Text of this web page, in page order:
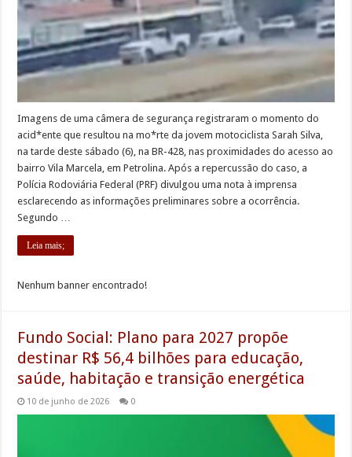
Imagens de uma câmera de segurança registraram o momento do
acid*ente que resultou na mo*rte da jovem motociclista Sarah Silva,
na tarde deste sábado (6), na BR-428, nas proximidades do acesso ao
bairro Vila Marcela, em Petrolina. Após a repercussão do caso, a
Polícia Rodoviária Federal (PRF) divulgou uma nota à imprensa
esclarecendo as informações preliminares sobre a ocorrência.
Segundo …
Leia mais;
Nenhum banner encontrado!
Fundo Social: Plano para 2027 propõe
destinar R$ 56,4 bilhões para educação,
saúde, habitação e transição energética
10 de junho de 2026 0